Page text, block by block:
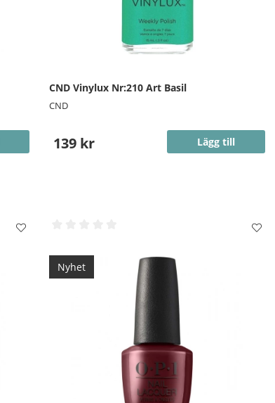
CND Vinylux Nr:210 Art Basil
CND
139 kr Lägg till
Nyhet